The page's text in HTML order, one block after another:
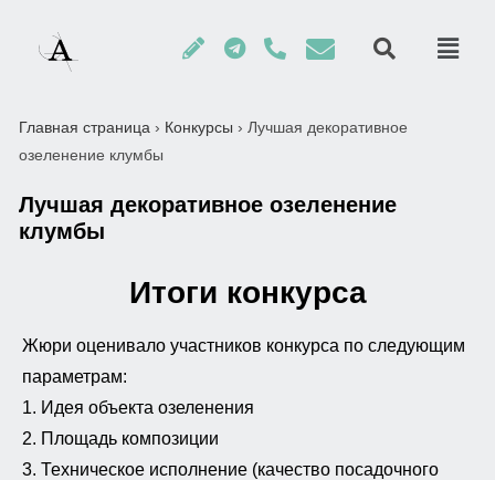
Главная страница › Конкурсы › Лучшая декоративное
озеленение клумбы
Лучшая декоративное озеленение
клумбы
Итоги конкурса
Жюри оценивало участников конкурса по следующим
параметрам:
1. Идея объекта озеленения
2. Площадь композиции
3. Техническое исполнение (качество посадочного